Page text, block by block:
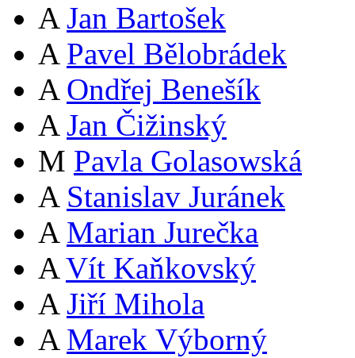
A Jan Bartošek
A Pavel Bělobrádek
A Ondřej Benešík
A Jan Čižinský
M Pavla Golasowská
A Stanislav Juránek
A Marian Jurečka
A Vít Kaňkovský
A Jiří Mihola
A Marek Výborný